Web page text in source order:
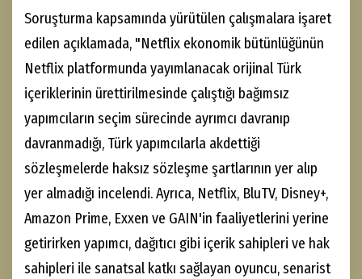
Soruşturma kapsamında yürütülen çalışmalara işaret
edilen açıklamada, "Netflix ekonomik bütünlüğünün
Netflix platformunda yayımlanacak orijinal Türk
içeriklerinin ürettirilmesinde çalıştığı bağımsız
yapımcıların seçim sürecinde ayrımcı davranıp
davranmadığı, Türk yapımcılarla akdettiği
sözleşmelerde haksız sözleşme şartlarının yer alıp
yer almadığı incelendi. Ayrıca, Netflix, BluTV, Disney+,
Amazon Prime, Exxen ve GAIN'in faaliyetlerini yerine
getirirken yapımcı, dağıtıcı gibi içerik sahipleri ve hak
sahipleri ile sanatsal katkı sağlayan oyuncu, senarist